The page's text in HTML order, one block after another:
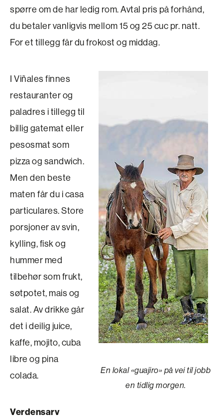
spørre om de har ledig rom. Avtal pris på forhånd,
du betaler vanligvis mellom 15 og 25 cuc pr. natt.
For et tillegg får du frokost og middag.
En lokal «guajiro» på vei til jobb
en tidlig morgen.
I Viñales finnes
restauranter og
paladres i tillegg til
billig gatemat eller
pesosmat som
pizza og sandwich.
Men den beste
maten får du i casa
particulares. Store
porsjoner av svin,
kylling, fisk og
hummer med
tilbehør som frukt,
søtpotet, mais og
salat. Av drikke går
det i deilig juice,
kaffe, mojito, cuba
libre og pina
colada.
Verdensarv